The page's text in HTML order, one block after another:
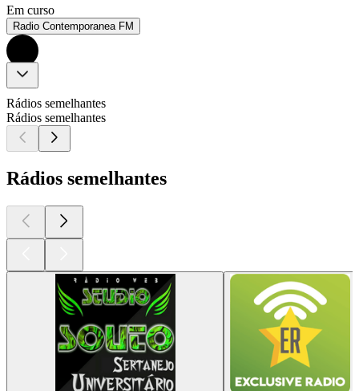
Em curso
Radio Contemporanea FM
Rádios semelhantes
Rádios semelhantes
Rádios semelhantes